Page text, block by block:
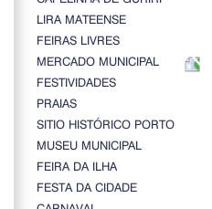
LIRA MATEENSE
FEIRAS LIVRES
MERCADO MUNICIPAL
FESTIVIDADES
PRAIAS
SITIO HISTÓRICO PORTO
MUSEU MUNICIPAL
FEIRA DA ILHA
FESTA DA CIDADE